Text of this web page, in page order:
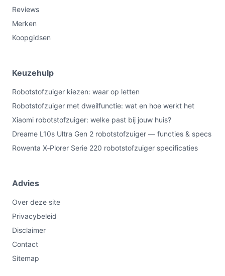
Reviews
Merken
Koopgidsen
Keuzehulp
Robotstofzuiger kiezen: waar op letten
Robotstofzuiger met dweilfunctie: wat en hoe werkt het
Xiaomi robotstofzuiger: welke past bij jouw huis?
Dreame L10s Ultra Gen 2 robotstofzuiger — functies & specs
Rowenta X‑Plorer Serie 220 robotstofzuiger specificaties
Advies
Over deze site
Privacybeleid
Disclaimer
Contact
Sitemap